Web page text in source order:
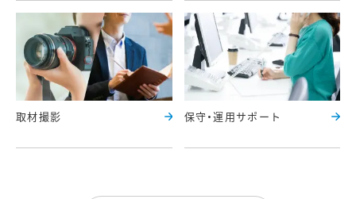
取材撮影 保守・運用サポート